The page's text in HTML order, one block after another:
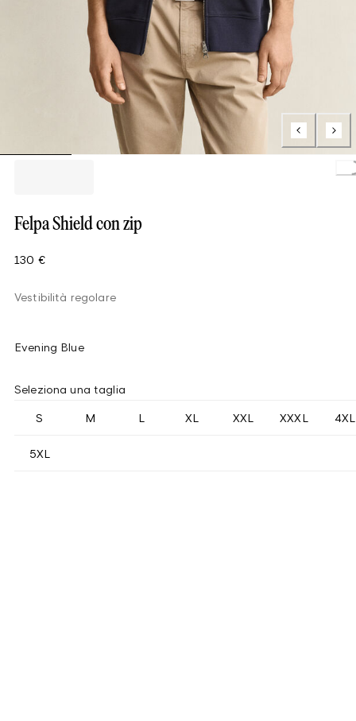
Felpa Shield con zip
130 €
Vestibilità regolare
Evening Blue
Seleziona una taglia
S M L XL XXL XXXL 4XL
5XL